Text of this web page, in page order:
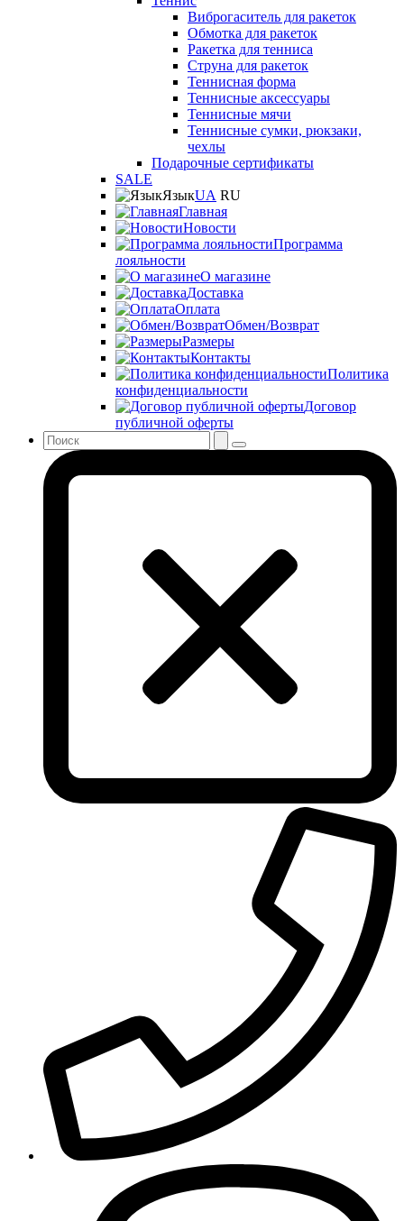
Виброгаситель для ракеток
Обмотка для ракеток
Ракетка для тенниса
Струна для ракеток
Теннисная форма
Теннисные аксессуары
Теннисные мячи
Теннисные сумки, рюкзаки,
чехлы
Подарочные сертификаты
SALE
ЯзыкUA RU
Главная
Новости
Программа
лояльности
О магазине
Доставка
Оплата
Обмен/Возврат
Размеры
Контакты
Политика
конфиденциальности
Договор
публичной оферты